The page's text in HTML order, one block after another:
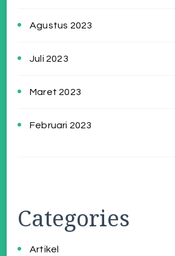
Agustus 2023
Juli 2023
Maret 2023
Februari 2023
Categories
Artikel